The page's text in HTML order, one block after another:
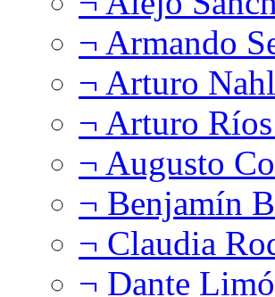
¬ Armando
¬ Arturo
¬ Arturo
¬ Augusto
¬ Benjamín
¬ Claudia
¬ Dante